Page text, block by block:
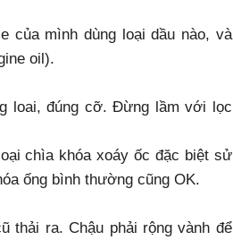
của mình dùng loại dầu nào, và
oil).
loai, đúng cỡ. Đừng lầm với lọc
chìa khóa xoáy ốc đặc biệt sử
ống bình thường cũng OK.
thải ra. Chậu phải rộng vành để